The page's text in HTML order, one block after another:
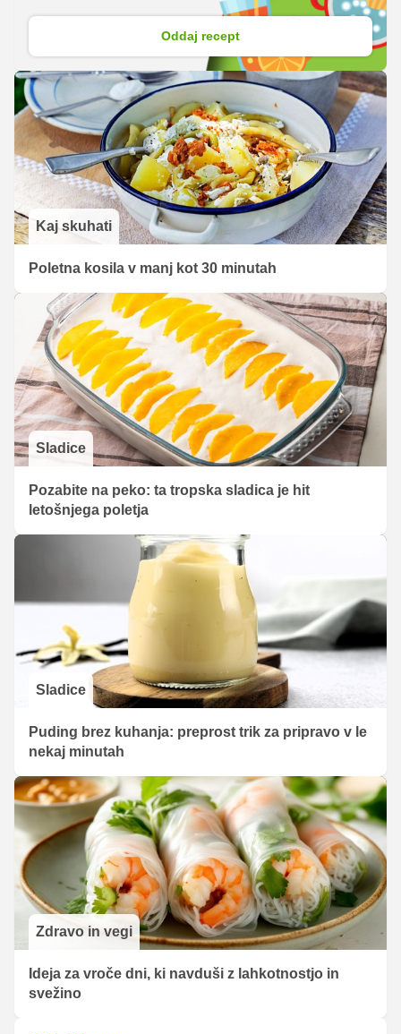
Oddaj recept
Kaj skuhati
Poletna kosila v manj kot 30 minutah
Sladice
Pozabite na peko: ta tropska sladica je hit
letošnjega poletja
Sladice
Puding brez kuhanja: preprost trik za pripravo v le
nekaj minutah
Zdravo in vegi
Ideja za vroče dni, ki navduši z lahkotnostjo in
svežino